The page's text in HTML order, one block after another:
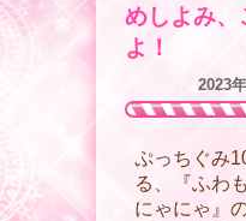
めしよみ、
よ！
2023
ぷっちぐみ
る、『ふわ
にゃにゃ』